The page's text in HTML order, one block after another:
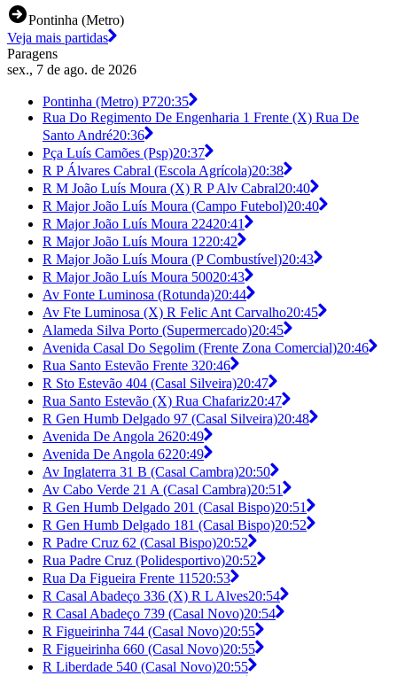
Pontinha (Metro)
Veja mais partidas
Paragens
sex., 7 de ago. de 2026
Pontinha (Metro) P720:35
Rua Do Regimento De Engenharia 1 Frente (X) Rua De
Santo André20:36
Pça Luís Camões (Psp)20:37
R P Álvares Cabral (Escola Agrícola)20:38
R M João Luís Moura (X) R P Alv Cabral20:40
R Major João Luís Moura (Campo Futebol)20:40
R Major João Luís Moura 22420:41
R Major João Luís Moura 1220:42
R Major João Luís Moura (P Combustível)20:43
R Major João Luís Moura 50020:43
Av Fonte Luminosa (Rotunda)20:44
Av Fte Luminosa (X) R Felic Ant Carvalho20:45
Alameda Silva Porto (Supermercado)20:45
Avenida Casal Do Segolim (Frente Zona Comercial)20:46
Rua Santo Estevão Frente 320:46
R Sto Estevão 404 (Casal Silveira)20:47
Rua Santo Estevão (X) Rua Chafariz20:47
R Gen Humb Delgado 97 (Casal Silveira)20:48
Avenida De Angola 2620:49
Avenida De Angola 6220:49
Av Inglaterra 31 B (Casal Cambra)20:50
Av Cabo Verde 21 A (Casal Cambra)20:51
R Gen Humb Delgado 201 (Casal Bispo)20:51
R Gen Humb Delgado 181 (Casal Bispo)20:52
R Padre Cruz 62 (Casal Bispo)20:52
Rua Padre Cruz (Polidesportivo)20:52
Rua Da Figueira Frente 11520:53
R Casal Abadeço 336 (X) R L Alves20:54
R Casal Abadeço 739 (Casal Novo)20:54
R Figueirinha 744 (Casal Novo)20:55
R Figueirinha 660 (Casal Novo)20:55
R Liberdade 540 (Casal Novo)20:55